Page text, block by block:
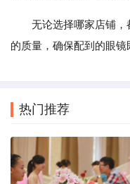
无论选择哪家店铺
的质量，确保配到的眼镜
热门推荐